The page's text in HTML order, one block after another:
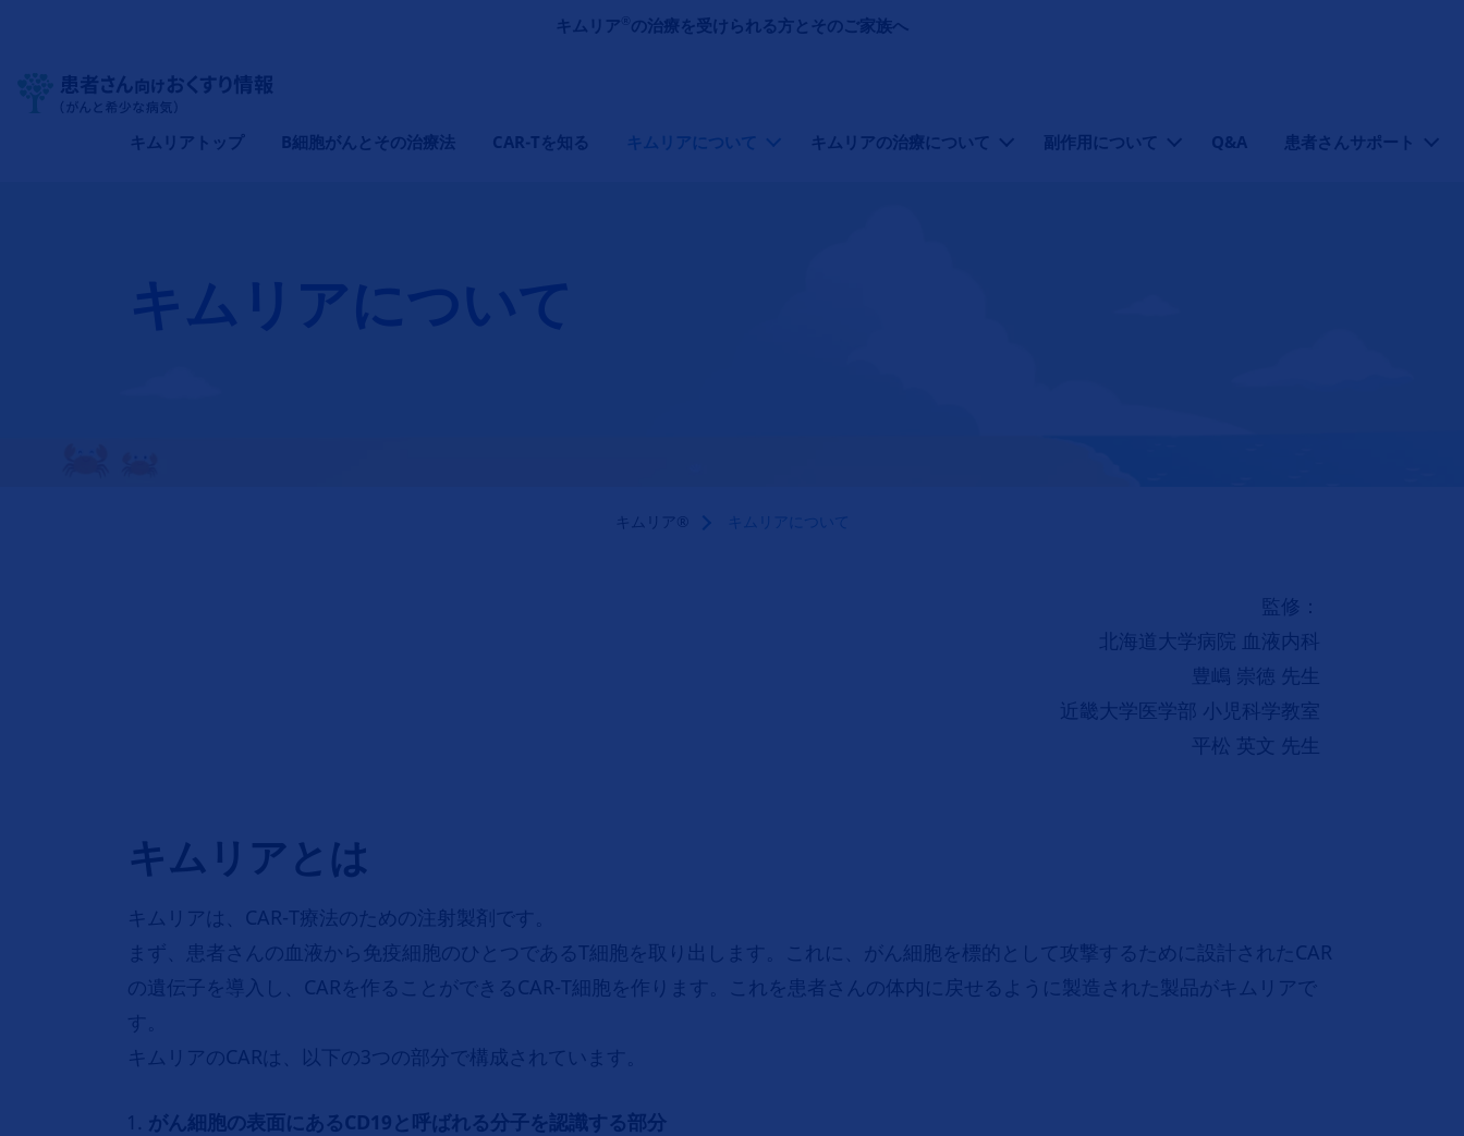
メインコンテンツに移動
キムリア ® の治療を受けられる方とそのご家族へ
Site Logo
キムリアトップ B細胞がんとその治療法 CAR-Tを知る キムリアについて キムリアの治療について 副作用について Q&A 患者さんサポート
キムリア® キムリアについて
監修：
北海道大学病院 血液内科
豊嶋 崇徳 先生
近畿大学医学部 小児科学教室
平松 英文 先生
キムリアとは
キムリアは、CAR-T療法のための注射製剤です。
まず、患者さんの血液から免疫細胞のひとつであるT細胞を取り出します。これに、がん細胞を標的として攻撃するために設計されたCAR
の遺伝子を導入し、CARを作ることができるCAR-T細胞を作ります。これを患者さんの体内に戻せるように製造された製品がキムリアで
す。
キムリアのCARは、以下の3つの部分で構成されています。
がん細胞の表面にあるCD19と呼ばれる分子を認識する部分